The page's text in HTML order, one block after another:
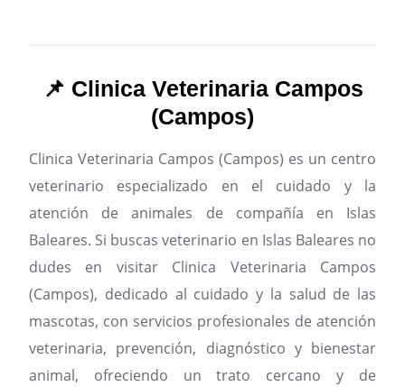
📌 Clinica Veterinaria Campos
(Campos)
Clinica Veterinaria Campos (Campos) es un centro
veterinario especializado en el cuidado y la
atención de animales de compañía en Islas
Baleares. Si buscas veterinario en Islas Baleares no
dudes en visitar Clinica Veterinaria Campos
(Campos), dedicado al cuidado y la salud de las
mascotas, con servicios profesionales de atención
veterinaria, prevención, diagnóstico y bienestar
animal, ofreciendo un trato cercano y de